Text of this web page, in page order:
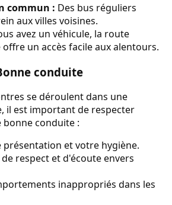
commun : Des bus réguliers
aux villes voisines.
avez un véhicule, la route
un accès facile aux alentours.
conduite
se déroulent dans une
il est important de respecter
bonne conduite :
présentation et votre hygiène.
respect et d'écoute envers
inappropriés dans les